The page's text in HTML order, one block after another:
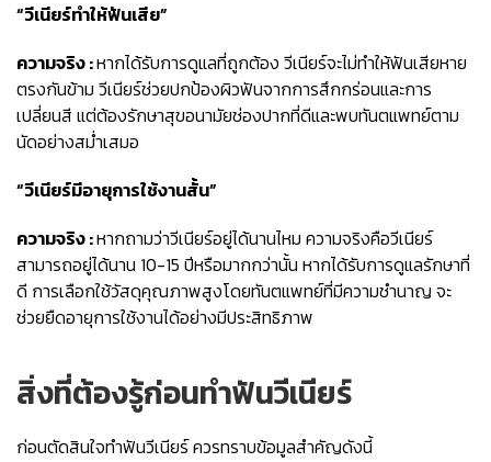
“วีเนียร์ทำให้ฟันเสีย”
ความจริง :หากได้รับการดูแลที่ถูกต้อง วีเนียร์จะไม่ทำให้ฟันเสียหาย
ตรงกันข้าม วีเนียร์ช่วยปกป้องผิวฟันจากการสึกกร่อนและการ
เปลี่ยนสี แต่ต้องรักษาสุขอนามัยช่องปากที่ดีและพบทันตแพทย์ตาม
นัดอย่างสม่ำเสมอ
“วีเนียร์มีอายุการใช้งานสั้น”
ความจริง :หากถามว่าวีเนียร์อยู่ได้นานไหม ความจริงคือวีเนียร์
สามารถอยู่ได้นาน 10-15 ปีหรือมากกว่านั้น หากได้รับการดูแลรักษาที่
ดี การเลือกใช้วัสดุคุณภาพสูงโดยทันตแพทย์ที่มีความชำนาญ จะ
ช่วยยืดอายุการใช้งานได้อย่างมีประสิทธิภาพ
สิ่งที่ต้องรู้ก่อนทำฟันวีเนียร์
ก่อนตัดสินใจทำฟันวีเนียร์ ควรทราบข้อมูลสำคัญดังนี้